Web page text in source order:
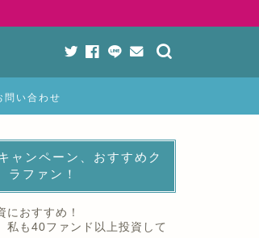
問い合わせ
ャンペーン、おすすめク
ラファン！
におすすめ！
私も40ファンド以上投資して